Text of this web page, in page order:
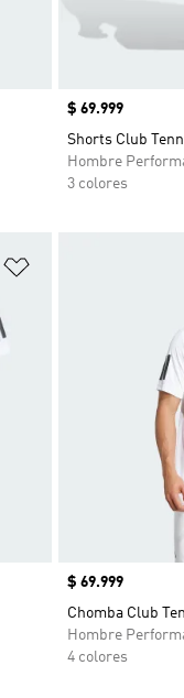
Precio
$ 69.999
Shorts Club
Hombre
3 colores
Añadir a la lista de
Precio
$ 69.999
Chomba Club
Hombre
4 colores